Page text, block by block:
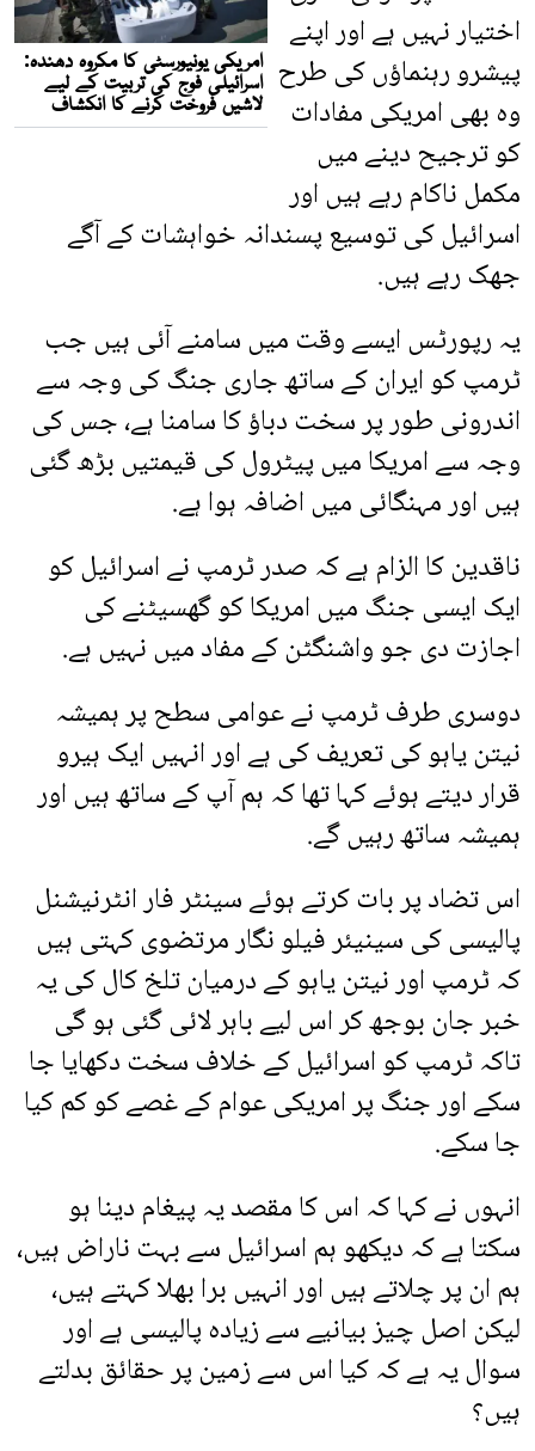
اختیار نہیں ہے اور اپنے
پیشرو رہنماؤں کی طرح
وہ بھی امریکی مفادات
کو ترجیح دینے میں
مکمل ناکام رہے ہیں اور
اسرائیل کی توسیع پسندانہ خواہشات کے آگے
جھک رہے ہیں.
یہ رپورٹس ایسے وقت میں سامنے آئی ہیں جب
ٹرمپ کو ایران کے ساتھ جاری جنگ کی وجہ سے
اندرونی طور پر سخت دباؤ کا سامنا ہے، جس کی
وجہ سے امریکا میں پیٹرول کی قیمتیں بڑھ گئی
ہیں اور مہنگائی میں اضافہ ہوا ہے.
ناقدین کا الزام ہے کہ صدر ٹرمپ نے اسرائیل کو
ایک ایسی جنگ میں امریکا کو گھسیٹنے کی
اجازت دی جو واشنگٹن کے مفاد میں نہیں ہے.
دوسری طرف ٹرمپ نے عوامی سطح پر ہمیشہ
نیتن یاہو کی تعریف کی ہے اور انہیں ایک ہیرو
قرار دیتے ہوئے کہا تھا کہ ہم آپ کے ساتھ ہیں اور
ہمیشہ ساتھ رہیں گے.
اس تضاد پر بات کرتے ہوئے سینٹر فار انٹرنیشنل
پالیسی کی سینیئر فیلو نگار مرتضوی کہتی ہیں
کہ ٹرمپ اور نیتن یاہو کے درمیان تلخ کال کی یہ
خبر جان بوجھ کر اس لیے باہر لائی گئی ہو گی
تاکہ ٹرمپ کو اسرائیل کے خلاف سخت دکھایا جا
سکے اور جنگ پر امریکی عوام کے غصے کو کم کیا
جا سکے.
انہوں نے کہا کہ اس کا مقصد یہ پیغام دینا ہو
سکتا ہے کہ دیکھو ہم اسرائیل سے بہت ناراض ہیں،
ہم ان پر چلاتے ہیں اور انہیں برا بھلا کہتے ہیں،
لیکن اصل چیز بیانیے سے زیادہ پالیسی ہے اور
سوال یہ ہے کہ کیا اس سے زمین پر حقائق بدلتے
ہیں؟